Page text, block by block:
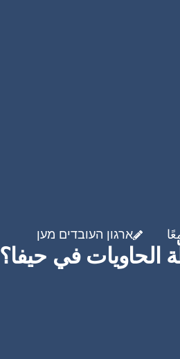
ארגון העובדים מען
الحاويات في حيفا؟